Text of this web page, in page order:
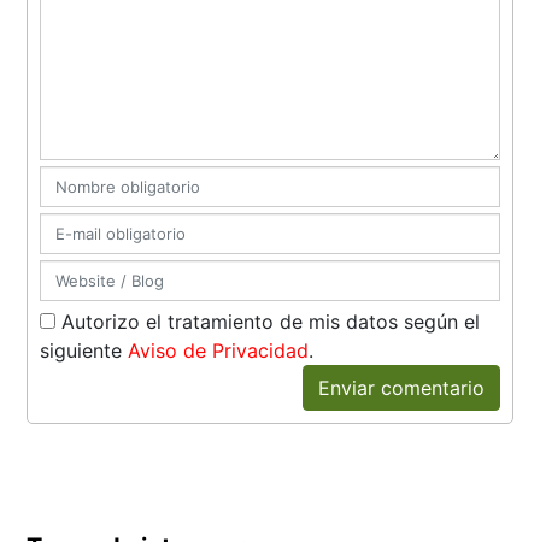
Autorizo el tratamiento de mis datos según el
siguienteAviso de Privacidad.
Enviar comentario